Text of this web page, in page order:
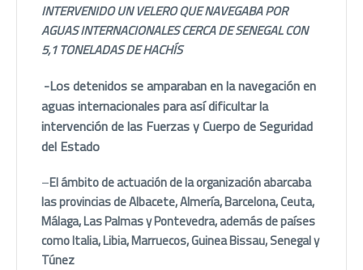
INTERVENIDO UN VELERO QUE NAVEGABA POR
AGUAS INTERNACIONALES CERCA DE SENEGAL CON
5,1 TONELADAS DE HACHÍS
-Los detenidos se amparaban en la navegación en
aguas internacionales para así dificultar la
intervención de las Fuerzas y Cuerpo de Seguridad
del Estado
–El ámbito de actuación de la organización abarcaba
las provincias de Albacete, Almería, Barcelona, Ceuta,
Málaga, Las Palmas y Pontevedra, además de países
como Italia, Libia, Marruecos, Guinea Bissau, Senegal y
Túnez